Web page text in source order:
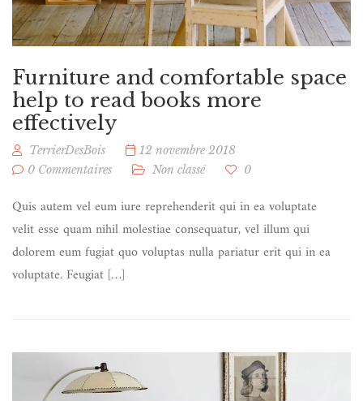
Furniture and comfortable space
help to read books more
effectively
TerrierDesBois
12 novembre 2018
0 Commentaires
Non classé 0
Quis autem vel eum iure reprehenderit qui in ea voluptate
velit esse quam nihil molestiae consequatur, vel illum qui
dolorem eum fugiat quo voluptas nulla pariatur erit qui in ea
voluptate. Feugiat […]